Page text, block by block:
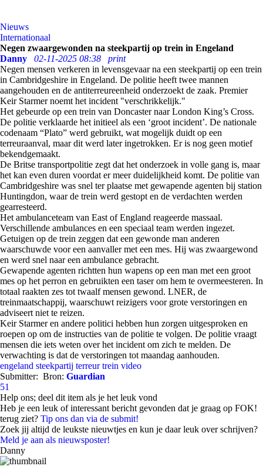
Nieuws
Internationaal
Negen zwaargewonden na steekpartij op trein in Engeland
Danny
02-11-2025 08:38
print
Negen mensen verkeren in levensgevaar na een steekpartij op een trein
in Cambridgeshire in Engeland. De politie heeft twee mannen
aangehouden en de antiterreureenheid onderzoekt de zaak. Premier
Keir Starmer noemt het incident "verschrikkelijk."
Het gebeurde op een trein van Doncaster naar London King’s Cross.
De politie verklaarde het initieel als een ‘groot incident’. De nationale
codenaam “Plato” werd gebruikt, wat mogelijk duidt op een
terreuraanval, maar dit werd later ingetrokken. Er is nog geen motief
bekendgemaakt.
De Britse transportpolitie zegt dat het onderzoek in volle gang is, maar
het kan even duren voordat er meer duidelijkheid komt. De politie van
Cambridgeshire was snel ter plaatse met gewapende agenten bij station
Huntingdon, waar de trein werd gestopt en de verdachten werden
gearresteerd.
Het ambulanceteam van East of England reageerde massaal.
Verschillende ambulances en een speciaal team werden ingezet.
Getuigen op de trein zeggen dat een gewonde man anderen
waarschuwde voor een aanvaller met een mes. Hij was zwaargewond
en werd snel naar een ambulance gebracht.
Gewapende agenten richtten hun wapens op een man met een groot
mes op het perron en gebruikten een taser om hem te overmeesteren. In
totaal raakten zes tot twaalf mensen gewond. LNER, de
treinmaatschappij, waarschuwt reizigers voor grote verstoringen en
adviseert niet te reizen.
Keir Starmer en andere politici hebben hun zorgen uitgesproken en
roepen op om de instructies van de politie te volgen. De politie vraagt
mensen die iets weten over het incident om zich te melden. De
verwachting is dat de verstoringen tot maandag aanhouden.
engeland steekpartij terreur trein video
Submitter: Bron: Guardian
51
Help ons; deel dit item als je het leuk vond
Heb je een leuk of interessant bericht gevonden dat je graag op FOK!
terug ziet? Tip ons dan via de submit!
Zoek jij altijd de leukste nieuwtjes en kun je daar leuk over schrijven?
Meld je aan als nieuwsposter!
Danny